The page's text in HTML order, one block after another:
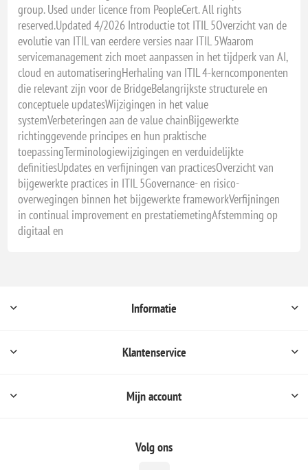
19 - 19 april, 2027 - NIEUWEGEIN
19 - 19 april, 2027 - VIRTUAL CLASSROOM
17 - 17 mei, 2027 - VIRTUAL CLASSROOM
01 - 1 juni, 2027 - VIRTUAL CLASSROOM
21 - 21 juni, 2027 - NIEUWEGEIN
21 - 21 juni, 2027 - VIRTUAL CLASSROOM
19 - 19 juli, 2027 - VIRTUAL CLASSROOM
23 - 23 augustus, 2027 - NIEUWEGEIN
23 - 23 augustus, 2027 - VIRTUAL CLASSROOM
20 - 20 september, 2027 - VIRTUAL CLASSROOM
25 - 25 oktober, 2027 - NIEUWEGEIN
13 - 13 december, 2027 - VIRTUAL CLASSROOM
group. Used under licence from PeopleCert. All rights
reserved.Updated 4/2026 Introductie tot ITIL 5Overzicht van de
evolutie van ITIL van eerdere versies naar ITIL 5Waarom
servicemanagement zich moet aanpassen in het tijdperk van AI,
cloud en automatiseringHerhaling van ITIL 4-kerncomponenten
die relevant zijn voor de BridgeBelangrijkste structurele en
conceptuele updatesWijzigingen in het value
systemVerbeteringen aan de value chainBijgewerkte
richtinggevende principes en hun praktische
toepassingTerminologiewijzigingen en verduidelijkte
definitiesUpdates en verfijningen van practicesOverzicht van
bijgewerkte practices in ITIL 5Governance- en risico-
overwegingen binnen het bijgewerkte frameworkVerfijningen
in continual improvement en prestatiemetingAfstemming op
digitaal en
Informatie
Klantenservice
Mijn account
Volg ons